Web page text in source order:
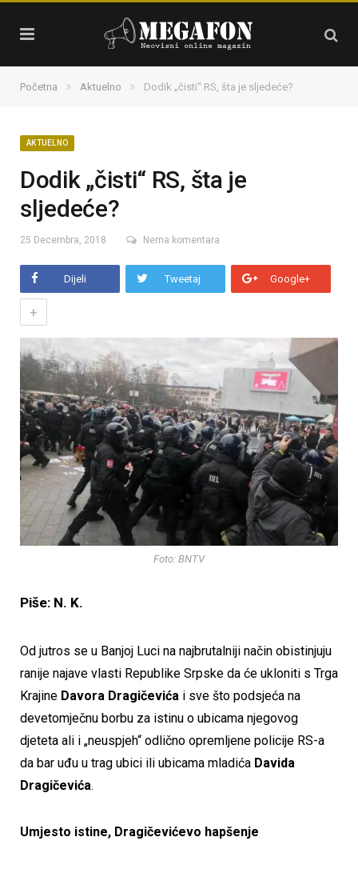
Početna » Aktuelno » Dodik „čisti“ RS, šta je sljedeće?
AKTUELNO
Dodik „čisti“ RS, šta je
sljedeće?
25 Decembra, 2018 Nema komentara
Dijeli Tweetaj Google+
+
Foto: BNTV
Piše: N. K.
Od jutros se u Banjoj Luci na najbrutalniji način obistinjuju
ranije najave vlasti Republike Srpske da će ukloniti s Trga
Krajine Davora Dragičevića i sve što podsjeća na
devetomječnu borbu za istinu o ubicama njegovog
djeteta ali i „neuspjeh“ odlično opremljene policije RS-a
da bar uđu u trag ubici ili ubicama mladića Davida
Dragičevića.
Umjesto istine, Dragičevićevo hapšenje